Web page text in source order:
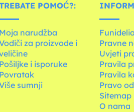
POMOĆ?:
Moja narudžba
za proizvode i
Pošiljke i isporuke
Povratak
sumnji
Pravne
Uvjeti
Pravila
Pravila
Pravo
Sitemap
O nama